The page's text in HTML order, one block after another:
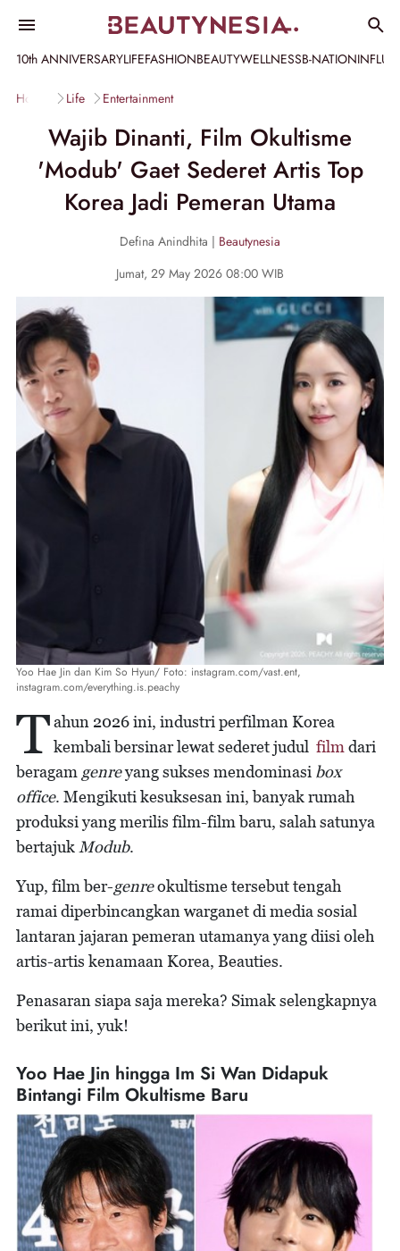
10th ANNIVERSARYLIFEFASHIONBEAUTYWELLNESSB-NATION
Home Life Entertainment
Wajib Dinanti, Film Okultisme
'Modub' Gaet Sederet Artis Top
Korea Jadi Pemeran Utama
Defina Anindhita | Beautynesia
Jumat, 29 May 2026 08:00 WIB
Yoo Hae Jin dan Kim So Hyun/ Foto: instagram.com/vast.ent,
instagram.com/everything.is.peachy
Tahun 2026 ini, industri perfilman Korea
kembali bersinar lewat sederet judul film dari
beragam genreyang sukses mendominasi box
office. Mengikuti kesuksesan ini, banyak rumah
produksi yang merilis film-film baru, salah satunya
bertajuk Modub.
Yup, film ber-genreokultisme tersebut tengah
ramai diperbincangkan warganet di media sosial
lantaran jajaran pemeran utamanya yang diisi oleh
artis-artis kenamaan Korea, Beauties.
Penasaran siapa saja mereka? Simak selengkapnya
berikut ini, yuk!
Yoo Hae Jin hingga Im Si Wan Didapuk
Bintangi Film Okultisme Baru